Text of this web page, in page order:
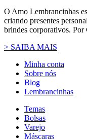
O Amo Lembrancinhas
criando presentes
brindes corporativos.
> SAIBA MAIS
Minha conta
Sobre nós
Blog
Lembrancinhas
Temas
Bolsas
Varejo
Máscaras